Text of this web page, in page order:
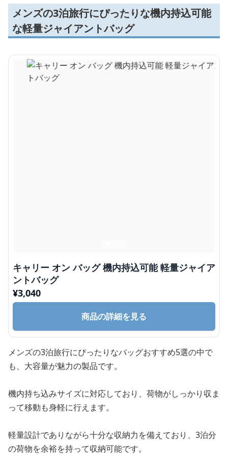
メンズの3泊旅行にぴったりな機内持込可能
な軽量ジャイアントバッグ
キャリー オン バッグ 機内持込可能 軽量ジャイア
ントバッグ
¥3,040
商品の詳細を見る
メンズの3泊旅行にぴったりなバッグおすすめ5選の中で
も、大容量が魅力の製品です。
機内持ち込みサイズに対応しており、荷物がしっかり収ま
って移動も身軽に行えます。
軽量設計でありながら十分な収納力を備えており、3泊分
の荷物を余裕を持って収納可能です。